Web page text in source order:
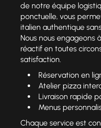
de notre équipe
ponctuelle, vous
italien authentique
Nous nous engageons
réactif en toutes
satisfaction.
Réservation en
Atelier pizza
Livraison rapide
Menus
Chaque service est